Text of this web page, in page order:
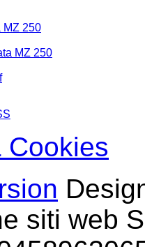
MZ 250
Cookies
siti web